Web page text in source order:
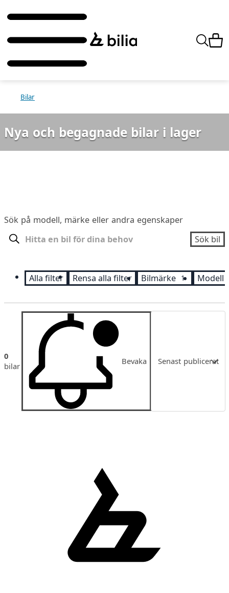
Bilar
Nya och begagnade bilar i lager
Sök på modell, märke eller andra egenskaper
Sök bil
Alla filter Rensa alla filter Bilmärke 1 Modell
0
bilar
Bevaka Senast publicerat